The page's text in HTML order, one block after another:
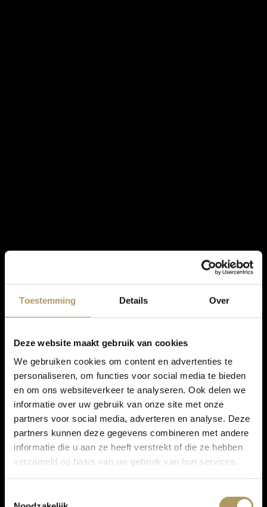
Toestemming Details Over
Deze website maakt gebruik van cookies
We gebruiken cookies om content en advertenties te
personaliseren, om functies voor social media te bieden
en om ons websiteverkeer te analyseren. Ook delen we
informatie over uw gebruik van onze site met onze
partners voor social media, adverteren en analyse. Deze
partners kunnen deze gegevens combineren met andere
informatie die u aan ze heeft verstrekt of die ze hebben
verzameld op basis van uw gebruik van hun services.